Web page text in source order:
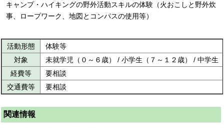
キャンプ・ハイキングの野外活動スキルの体験（火おこしと野外炊
事、ロープワーク、地図とコンパスの使用等）
活動形態
体験等
対象
未就学児（０～６歳） / 小学生（７～１２歳） / 中学生
経費等
要相談
交通費等
要相談
関連情報